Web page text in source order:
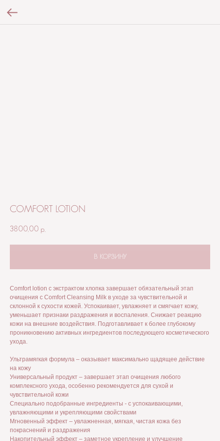
COMFORT LOTION
3800,00 р.
В КОРЗИНУ
Comfort lotion с экстрактом хлопка завершает обязательный этап
очищения с Comfort Cleansing Milk в уходе за чувствительной и
склонной к сухости кожей. Успокаивает, увлажняет и смягчает кожу,
уменьшает признаки раздражения и воспаления. Снижает реакцию
кожи на внешние воздействия. Подготавливает к более глубокому
проникновению активных ингредиентов последующего косметического
ухода.
Ультрамягкая формула – оказывает максимально щадящее действие
на кожу
Универсальный продукт – завершает этап очищения любого
комплексного ухода, особенно рекомендуется для сухой и
чувствительной кожи
Специально подобранные ингредиенты - с успокаивающими,
увлажняющими и укрепляющими свойствами
Мгновенный эффект – увлажненная, мягкая, чистая кожа без
покраснений и раздражения
Накопительный эффект – заметное укрепление и улучшение